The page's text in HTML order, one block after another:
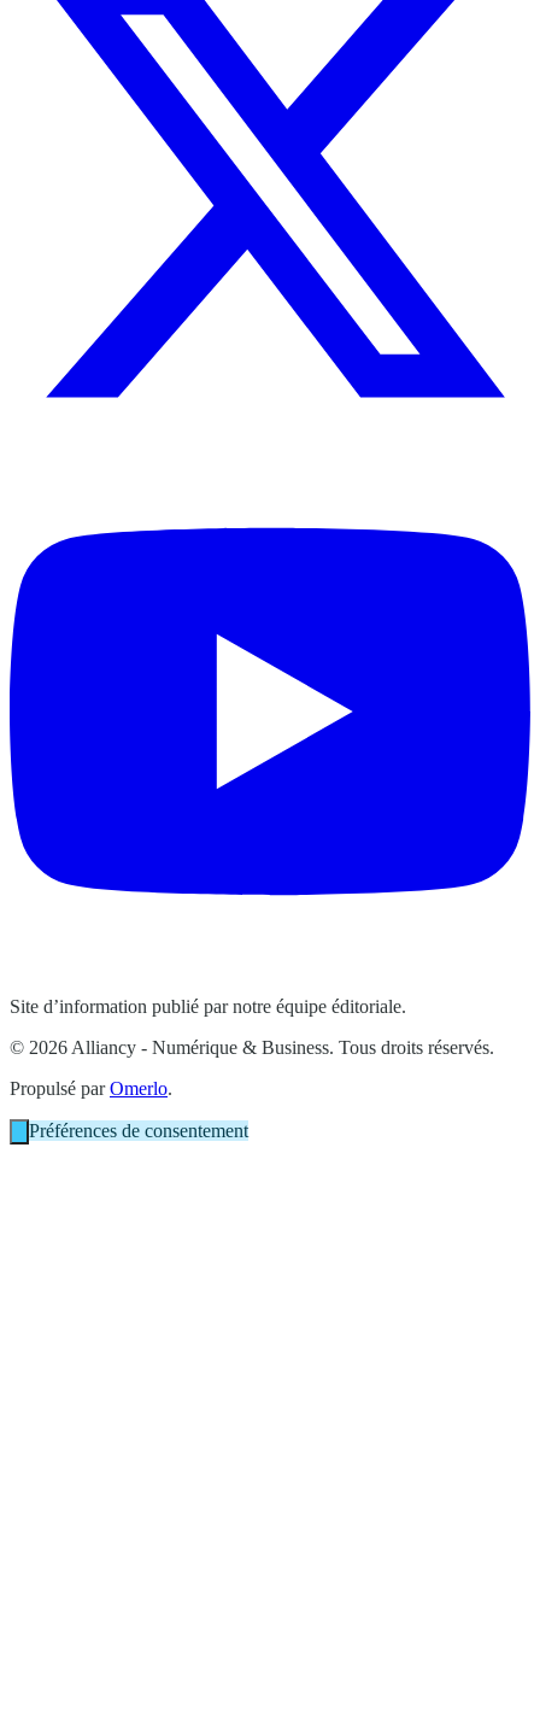
Site d’information publié par notre équipe éditoriale.
© 2026 Alliancy - Numérique & Business. Tous droits réservés.
Propulsé parOmerlo.
Préférences de consentement